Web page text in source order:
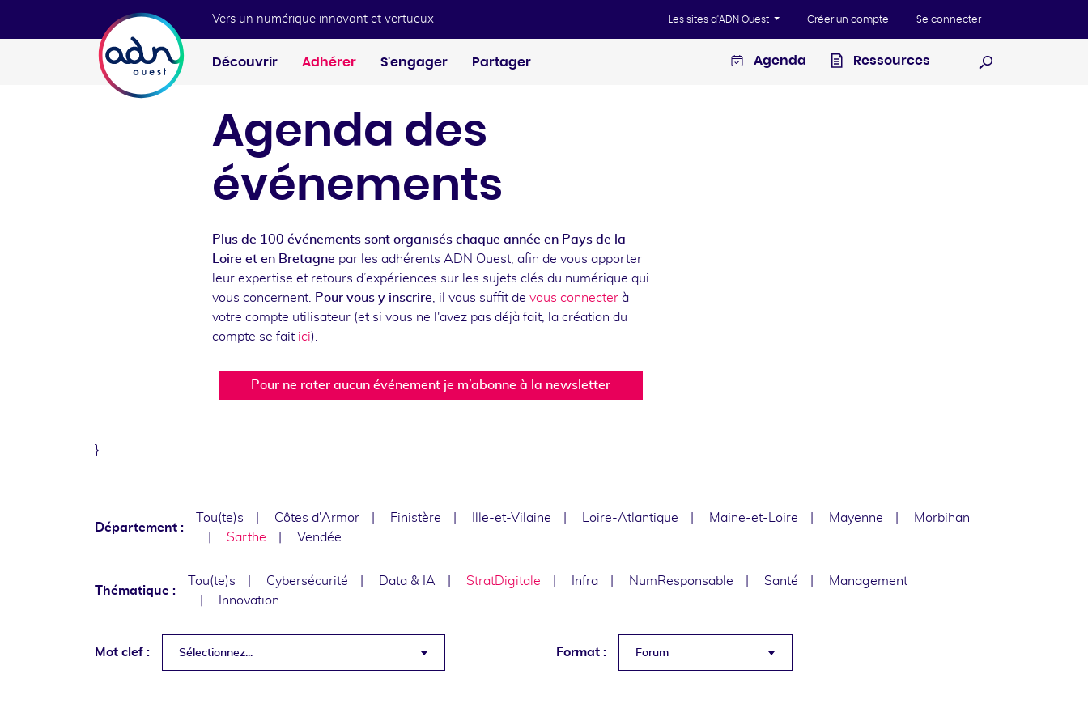
Vers un numérique innovant et vertueux Les sites d'ADN Ouest Créer un compte Se connecter
Découvrir Adhérer S'engager Partager Agenda
Ressources
Agenda des
événements
Plus de 100 événements sont organisés chaque année en Pays de la
Loire et en Bretagne par les adhérents ADN Ouest, afin de vous apporter
leur expertise et retours d’expériences sur les sujets clés du numérique qui
vous concernent. Pour vous y inscrire, il vous suffit de vous connecter à
votre compte utilisateur (et si vous ne l'avez pas déjà fait, la création du
compte se fait ici).
Pour ne rater aucun événement je m’abonne à la newsletter
}
Département :
Tou(te)s Côtes d'Armor Finistère Ille-et-Vilaine Loire-Atlantique Maine-et-Loire Mayenne
Morbihan
Sarthe
Vendée
Thématique :
Tou(te)s Cybersécurité Data & IA StratDigitale Infra NumResponsable Santé
Management
Innovation
Mot clef : Sélectionnez... Format : Forum